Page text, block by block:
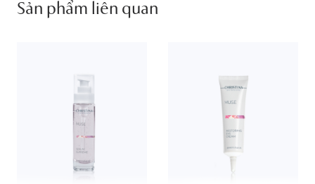
Sản phẩm liên quan